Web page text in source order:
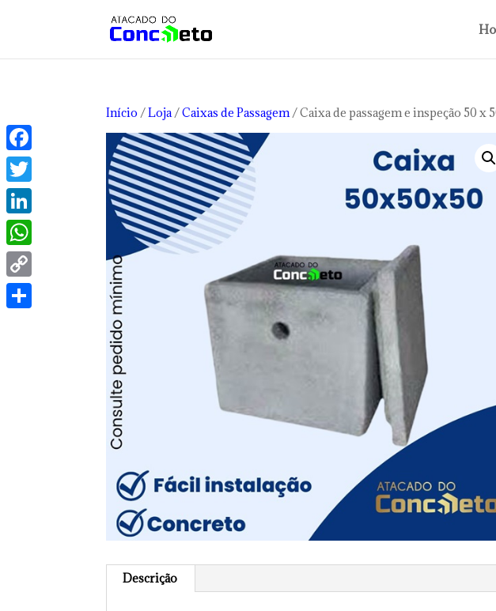
Início /Loja/Caixas de Passagem/ Caixa de passagem e inspeção 50 x
Descrição
Facebook
Twitter
LinkedIn
WhatsApp
Copy